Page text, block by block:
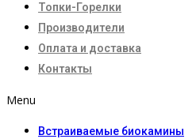
Топки-Горелки
Производители
Оплата и доставка
Контакты
Menu
Встраиваемые биокамины